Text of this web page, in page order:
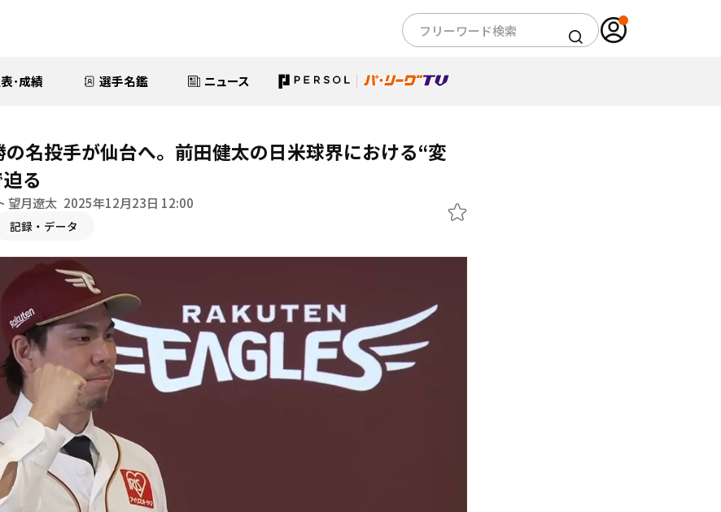
･成績 選手名鑑 ニュース
の名投手が仙台へ。前田健太の日米球界における“変
る
望月遼太 2025年12月23日 12:00
記録・データ